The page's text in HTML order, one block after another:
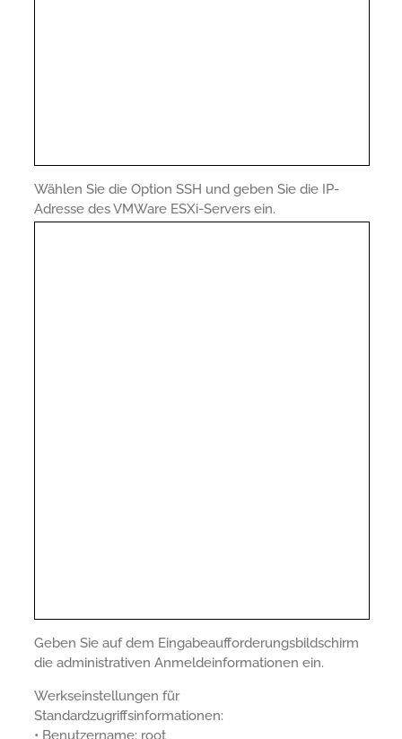
Wählen Sie die Option SSH und geben Sie die IP-
Adresse des VMWare ESXi-Servers ein.
Geben Sie auf dem Eingabeaufforderungsbildschirm
die administrativen Anmeldeinformationen ein.
Werkseinstellungen für
Standardzugriffsinformationen:
• Benutzername: root